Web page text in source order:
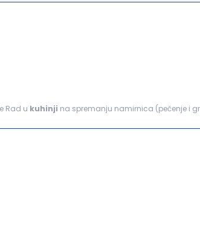
Rad u kuhinji na spremanju namirnica (pečenje i grilovanje)